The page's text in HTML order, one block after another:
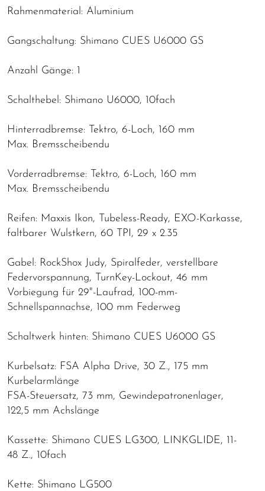
Rahmenmaterial: Aluminium
Gangschaltung: Shimano CUES U6000 GS
Anzahl Gänge: 1
Schalthebel: Shimano U6000, 10fach
Hinterradbremse: Tektro, 6-Loch, 160 mm
Max. Bremsscheibendu
Vorderradbremse: Tektro, 6-Loch, 160 mm
Max. Bremsscheibendu
Reifen: Maxxis Ikon, Tubeless-Ready, EXO-Karkasse,
faltbarer Wulstkern, 60 TPI, 29 x 2.35
Gabel: RockShox Judy, Spiralfeder, verstellbare
Federvorspannung, TurnKey-Lockout, 46 mm
Vorbiegung für 29"-Laufrad, 100-mm-
Schnellspannachse, 100 mm Federweg
Schaltwerk hinten: Shimano CUES U6000 GS
Kurbelsatz: FSA Alpha Drive, 30 Z., 175 mm
Kurbelarmlänge
FSA-Steuersatz, 73 mm, Gewindepatronenlager,
122,5 mm Achslänge
Kassette: Shimano CUES LG300, LINKGLIDE, 11-
48 Z., 10fach
Kette: Shimano LG500